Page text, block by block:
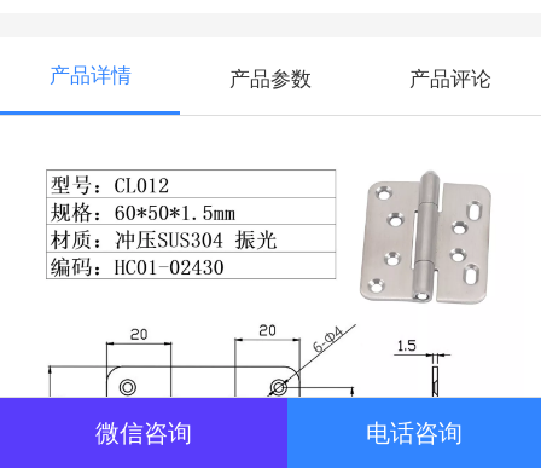
产品详情 产品参数 产品评论
微信咨询 电话咨询